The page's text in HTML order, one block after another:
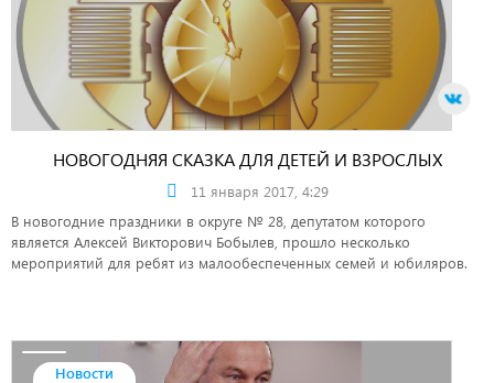
НОВОГОДНЯЯ СКАЗКА ДЛЯ ДЕТЕЙ И ВЗРОСЛЫХ
11 января 2017, 4:29
В новогодние праздники в округе № 28, депутатом которого
является Алексей Викторович Бобылев, прошло несколько
мероприятий для ребят из малообеспеченных семей и юбиляров.
Новости